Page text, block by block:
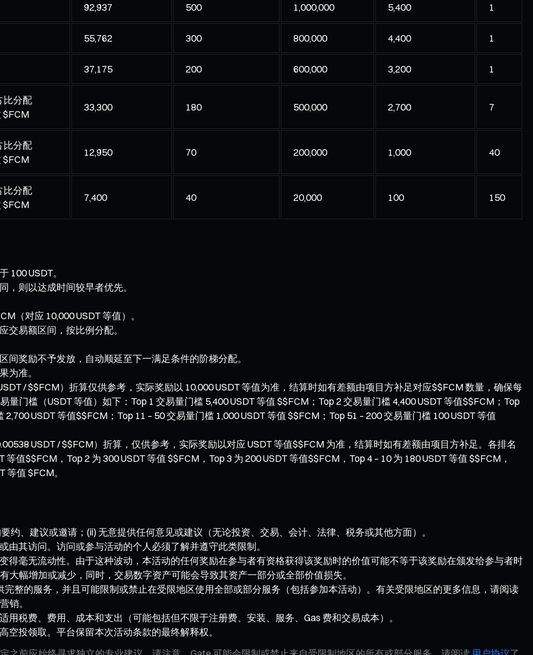
92,937 500 1,000,000 5,400 1
55,762 300 800,000 4,400 1
37,175 200 600,000 3,200 1
比分配
$FCM
33,300 180 500,000 2,700 7
比分配
$FCM
12,950 70 200,000 1,000 40
比分配
$FCM
7,400 40 20,000 100 150
100 USDT。
，则以达成时间较早者优先。
（对应 10,000 USDT 等值）。
交易额区间，按比例分配。
奖励不予发放，自动顺延至下一满足条件的阶梯分配。
为准。
/ $$FCM）折算仅供参考，实际奖励以 10,000 USDT 等值为准，结算时如有差额由项目方补足对应$$FCM 数量，确保每
门槛（USDT 等值）如下：Top 1 交易量门槛 5,400 USDT 等值 $$FCM；Top 2 交易量门槛 4,400 USDT 等值$$FCM；Top
USDT 等值$$FCM；Top 11 – 50 交易量门槛 1,000 USDT 等值 $$FCM；Top 51 – 200 交易量门槛 100 USDT 等值
USDT / $$FCM）折算，仅供参考，实际奖励以对应 USDT 等值$$FCM 为准，结算时如有差额由项目方补足。各排名
值$$FCM，Top 2 为 300 USDT 等值 $$FCM，Top 3 为 200 USDT 等值$$FCM，Top 4 – 10 为 180 USDT 等值 $$FCM，
等值 $FCM。
约、建议或邀请；(ii) 无意提供任何意见或建议（无论投资、交易、会计、法律、税务或其他方面）。
其访问。访问或参与活动的个人必须了解并遵守此类限制。
得毫无流动性。由于这种波动，本活动的任何奖励在参与者有资格获得该奖励时的价值可能不等于该奖励在颁发给参与者时
幅增加或减少，同时，交易数字资产可能会导致其资产一部分或全部价值损失。
整的服务，并且可能限制或禁止在受限地区使用全部或部分服务（包括参加本活动）。有关受限地区的更多信息，请阅读
销。
税费、费用、成本和支出（可能包括但不限于注册费、安装、服务、Gas 费和交易成本）。
投领取。平台保留本次活动条款的最终解释权。